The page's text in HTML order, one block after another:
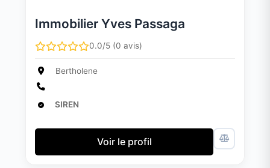
Immobilier Yves Passaga
0.0/5 (0 avis)
Bertholene
SIREN
Voir le profil